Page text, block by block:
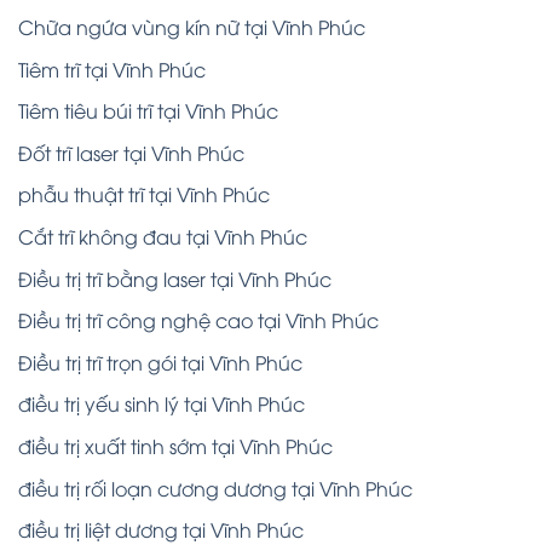
Chữa ngứa vùng kín nữ tại Vĩnh Phúc
Tiêm trĩ tại Vĩnh Phúc
Tiêm tiêu búi trĩ tại Vĩnh Phúc
Đốt trĩ laser tại Vĩnh Phúc
phẫu thuật trĩ tại Vĩnh Phúc
Cắt trĩ không đau tại Vĩnh Phúc
Điều trị trĩ bằng laser tại Vĩnh Phúc
Điều trị trĩ công nghệ cao tại Vĩnh Phúc
Điều trị trĩ trọn gói tại Vĩnh Phúc
điều trị yếu sinh lý tại Vĩnh Phúc
điều trị xuất tinh sớm tại Vĩnh Phúc
điều trị rối loạn cương dương tại Vĩnh Phúc
điều trị liệt dương tại Vĩnh Phúc